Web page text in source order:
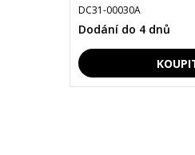
DC31-00030A
Dodání do 4 dnů